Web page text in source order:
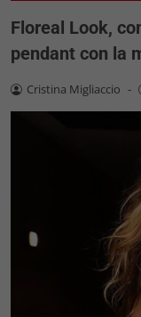
Floreal Look,
pendant con la
Cristina Migliaccio -